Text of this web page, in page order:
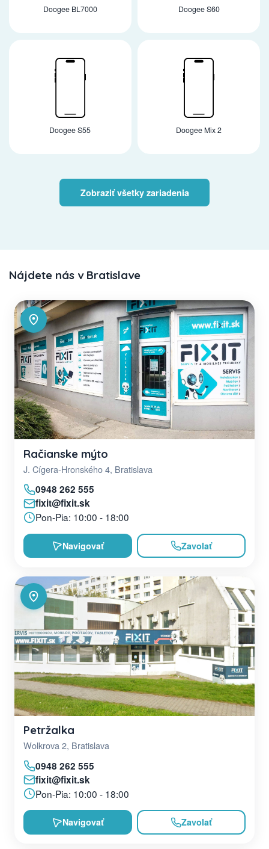
Doogee BL7000 Doogee S60
Doogee S55 Doogee Mix 2
Zobraziť všetky zariadenia
Nájdete nás v Bratislave
Račianske mýto
J. Cígera-Hronského 4, Bratislava
0948 262 555
fixit@fixit.sk
Pon-Pia: 10:00 - 18:00
Navigovať Zavolať
Petržalka
Wolkrova 2, Bratislava
0948 262 555
fixit@fixit.sk
Pon-Pia: 10:00 - 18:00
Navigovať Zavolať